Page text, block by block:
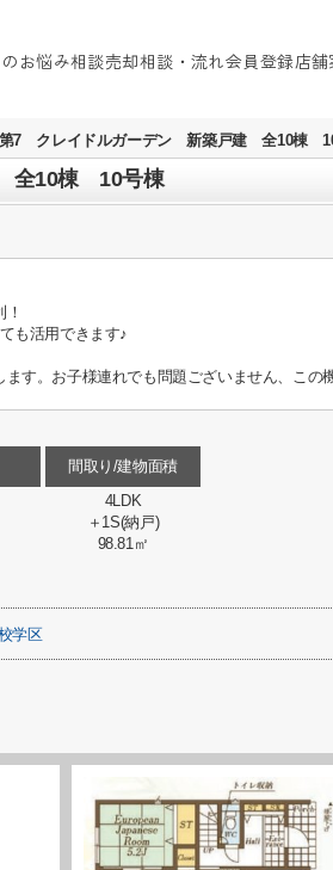
お悩み相談売却相談・流れ会員登録店
第7 クレイドルガーデン 新築戸建 全10棟
全10棟 10号棟
も活用できます♪
す。お子様連れでも問題ございません、この
間取り/建物面積
4LDK
＋1S(納戸)
98.81㎡
学区